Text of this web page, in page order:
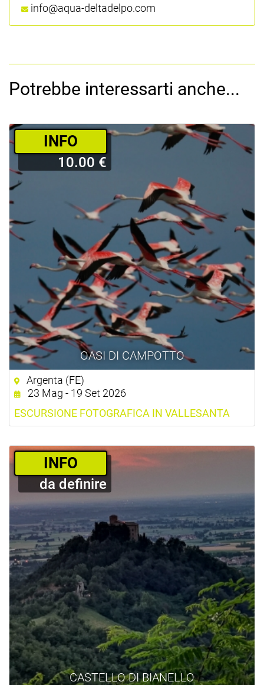
info@aqua-deltadelpo.com
Potrebbe interessarti anche...
OASI DI CAMPOTTO
­INFO
10.00 €
Argenta (FE)
23 Mag - 19 Set 2026
ESCURSIONE FOTOGRAFICA IN VALLESANTA
CASTELLO DI BIANELLO
­INFO
da definire